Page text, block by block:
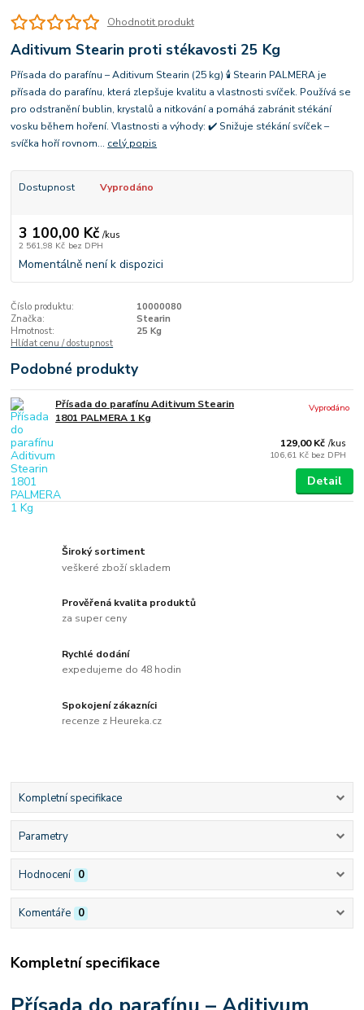
Ohodnotit produkt
Aditivum Stearin proti stékavosti 25 Kg
Přísada do parafínu – Aditivum Stearin (25 kg) 🕯 Stearin PALMERA je
přísada do parafínu, která zlepšuje kvalitu a vlastnosti svíček. Používá se
pro odstranění bublin, krystalů a nitkování a pomáhá zabránit stékání
vosku během hoření. Vlastnosti a výhody: ✔ Snižuje stékání svíček –
svíčka hoří rovnom... celý popis
Dostupnost Vyprodáno
3 100,00 Kč /kus
2 561,98 Kč bez DPH
Momentálně není k dispozici
Číslo produktu:
10000080
Značka:
Stearin
Hmotnost:
25 Kg
Hlídat cenu / dostupnost
Podobné produkty
Přísada do parafínu Aditivum Stearin
1801 PALMERA 1 Kg
129,00 Kč /kus
106,61 Kč bez DPH
Vyprodáno
Detail
Široký sortiment
veškeré zboží skladem
Prověřená kvalita produktů
za super ceny
Rychlé dodání
expedujeme do 48 hodin
Spokojení zákazníci
recenze z Heureka.cz
Kompletní specifikace
Parametry
Hodnocení 0
Komentáře 0
Kompletní specifikace